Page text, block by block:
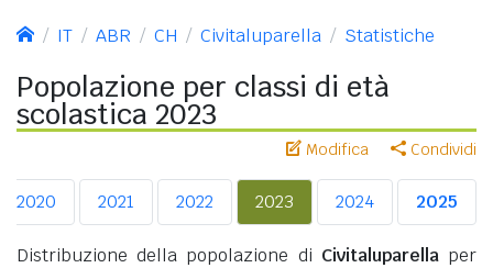
IT ABR CH Civitaluparella Statistiche
Popolazione per classi di età
scolastica 2023
Modifica Condividi
2020 2021 2022 2023 2024 2025
Distribuzione della popolazione di Civitaluparellaper